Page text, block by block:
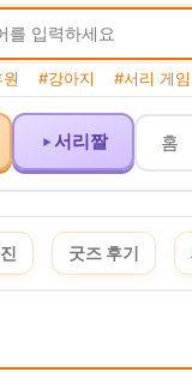
#강아지 #서리 게임
서리짤 홈
굿즈 후기
이 포스팅은 쿠팡 파트너스